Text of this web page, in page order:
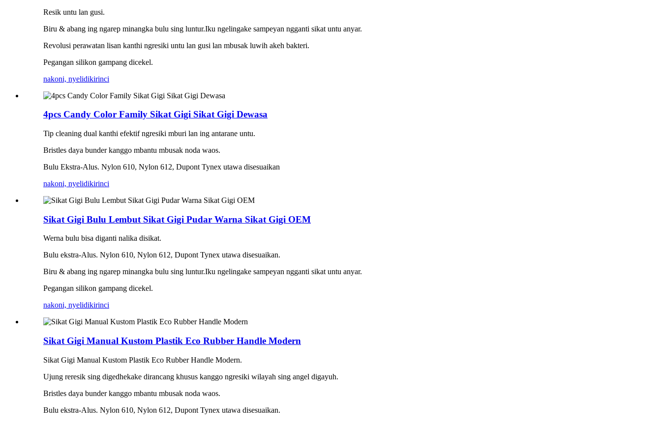
Resik untu lan gusi.
Biru & abang ing ngarep minangka bulu sing luntur.Iku ngelingake sampeyan ngganti sikat untu anyar.
Revolusi perawatan lisan kanthi ngresiki untu lan gusi lan mbusak luwih akeh bakteri.
Pegangan silikon gampang dicekel.
nakoni, nyelidikirinci
4pcs Candy Color Family Sikat Gigi Sikat Gigi Dewasa
Tip cleaning dual kanthi efektif ngresiki mburi lan ing antarane untu.
Bristles daya bunder kanggo mbantu mbusak noda waos.
Bulu Ekstra-Alus. Nylon 610, Nylon 612, Dupont Tynex utawa disesuaikan
nakoni, nyelidikirinci
Sikat Gigi Bulu Lembut Sikat Gigi Pudar Warna Sikat Gigi OEM
Werna bulu bisa diganti nalika disikat.
Bulu ekstra-Alus. Nylon 610, Nylon 612, Dupont Tynex utawa disesuaikan.
Biru & abang ing ngarep minangka bulu sing luntur.Iku ngelingake sampeyan ngganti sikat untu anyar.
Pegangan silikon gampang dicekel.
nakoni, nyelidikirinci
Sikat Gigi Manual Kustom Plastik Eco Rubber Handle Modern
Sikat Gigi Manual Kustom Plastik Eco Rubber Handle Modern.
Ujung reresik sing digedhekake dirancang khusus kanggo ngresiki wilayah sing angel digayuh.
Bristles daya bunder kanggo mbantu mbusak noda waos.
Bulu ekstra-Alus. Nylon 610, Nylon 612, Dupont Tynex utawa disesuaikan.